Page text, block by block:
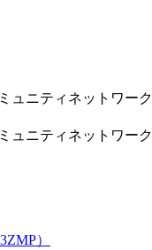
ュニティネットワーク
ュニティネットワーク
）